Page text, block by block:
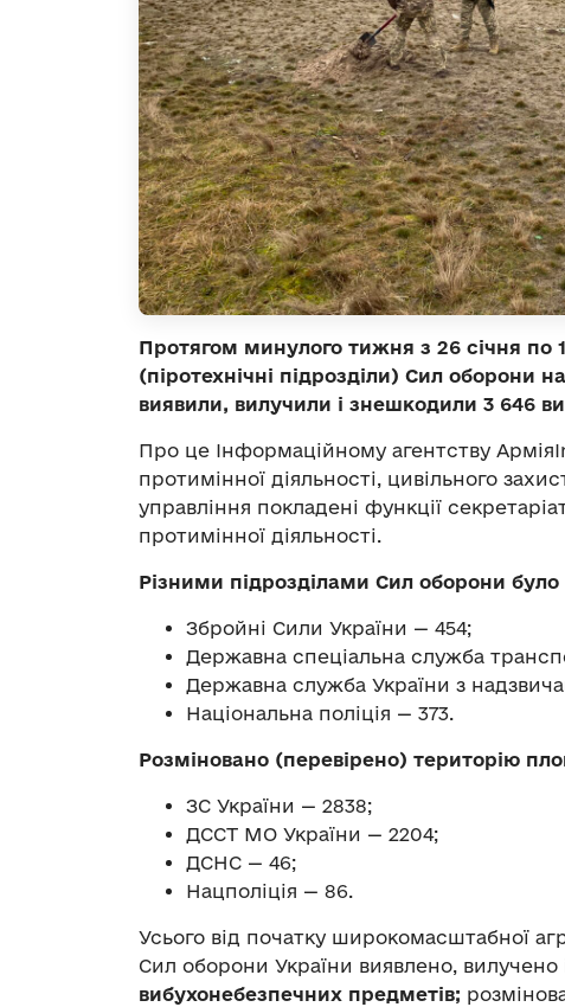
Протягом минулого тижня з 26 січня по
(піротехнічні підрозділи) Сил оборони
виявили, вилучили і знешкодили 3 646
Про це Інформаційному агентству
протимінної діяльності, цивільного
управління покладені функції
протимінної діяльності.
Різними підрозділами Сил оборони було
Збройні Сили України — 454;
Державна спеціальна служба
Державна служба України з
Національна поліція — 373.
Розміновано (перевірено) територію
ЗС України — 2838;
ДССТ МО України — 2204;
ДСНС — 46;
Нацполіція — 86.
Усього від початку широкомасштабної
Сил оборони України виявлено,
вибухонебезпечних предметів;